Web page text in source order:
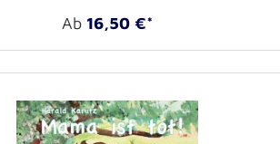
Ab 16,50 €*